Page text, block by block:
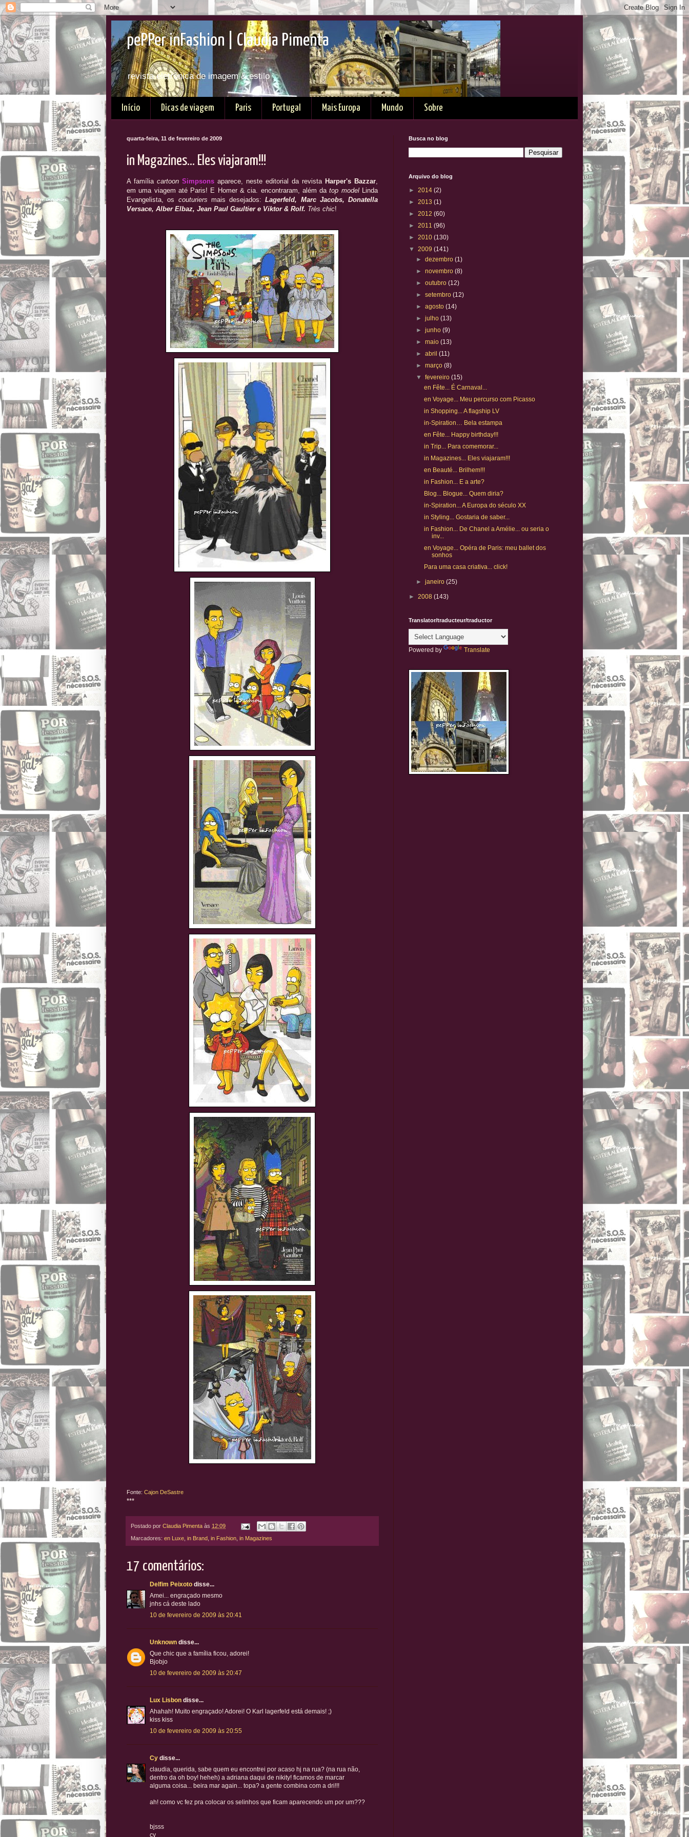
pePPer inFashion | Claudia Pimenta
revista eletrônica de imagem & estilo
Início Dicas de viagem Paris Portugal Mais Europa Mundo Sobre
quarta-feira, 11 de fevereiro de 2009
in Magazines... Eles viajaram!!!
A família cartoon Simpsons aparece, neste editorial da revista Harper's Bazzar
em uma viagem até Paris! E Homer & cia. encontraram, além datop modelLinda
Evangelista, os couturiers mais desejados:Lagerfeld, Marc Jacobs, Donatella
Versace, Alber Elbaz, Jean Paul Gaultier e Viktor & Rolf. Très chic!
Fonte: Cajon DeSastre
***
Postado por Claudia Pimenta às 12:09
Marcadores: en Luxe in Brand in Fashion in Magazines
17 comentários:
Delfim Peixoto disse...
Amei... engraçado mesmo
jnhs cá deste lado
10 de fevereiro de 2009 às 20:41
Unknown disse...
Que chic que a família ficou, adorei!
Bjobjo
10 de fevereiro de 2009 às 20:47
Lux Lisbon disse...
Ahahah! Muito engraçado! Adorei! O Karl lagerfeld está demais! ;)
kiss kiss
10 de fevereiro de 2009 às 20:55
Cy disse...
claudia, querida, sabe quem eu encontrei por acaso hj na rua? (na rua não,
dentro da oh boy! heheh) a adriana daqui de nikity! ficamos de marcar
alguma coisa... beira mar again... topa? a gente combina com a dri!!!
ah! como vc fez pra colocar os selinhos que ficam aparecendo um por um???
bjsss
cy
Busca no blog
Arquivo do blog
► 2014 (2)
► 2013 (1)
► 2012 (60)
► 2011 (96)
► 2010 (130)
▼ 2009 (141)
►dezembro(1)
►novembro(8)
►outubro(12)
►setembro(12)
►agosto(14)
►julho(13)
►junho(9)
►maio(13)
►abril(11)
►março(8)
▼fevereiro(15)
en Fête... É Carnaval...
en Voyage... Meu percurso com Picasso
in Shopping... A flagship LV
in-Spiration… Bela estampa
en Fête... Happy birthday!!!
in Trip... Para comemorar...
in Magazines... Eles viajaram!!!
en Beauté... Brilhem!!!
in Fashion... E a arte?
Blog... Blogue... Quem diria?
in-Spiration... A Europa do século XX
in Styling... Gostaria de saber...
in Fashion... De Chanel a Amélie... ou seria o
inv...
en Voyage... Opéra de Paris: meu ballet dos
sonhos
Para uma casa criativa... click!
►janeiro(25)
► 2008 (143)
Translator/traducteur/traductor
Powered by Translate